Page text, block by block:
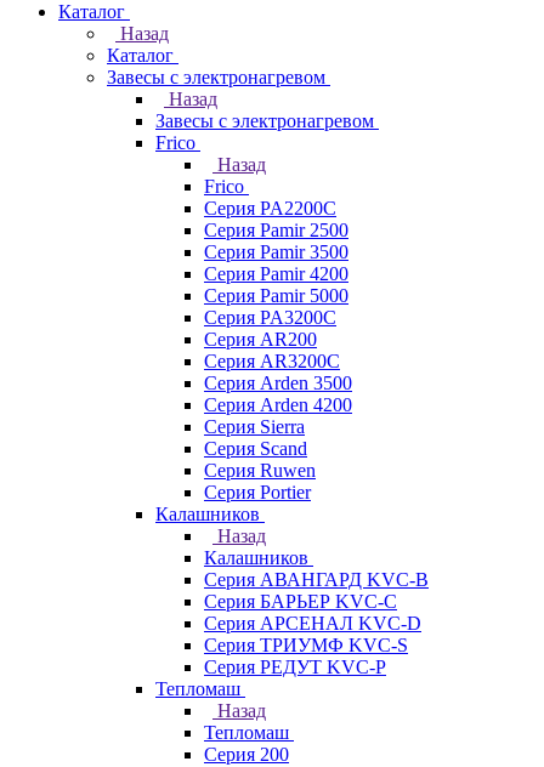
Каталог
Назад
Каталог
Завесы с электронагревом
Назад
Завесы с электронагревом
Frico
Назад
Frico
Серия PA2200C
Серия Pamir 2500
Серия Pamir 3500
Серия Pamir 4200
Серия Pamir 5000
Серия PA3200C
Серия AR200
Серия AR3200C
Серия Arden 3500
Серия Arden 4200
Серия Sierra
Серия Scand
Серия Ruwen
Серия Portier
Калашников
Назад
Калашников
Серия АВАНГАРД KVC-B
Серия БАРЬЕР KVC-C
Серия АРСЕНАЛ KVC-D
Серия ТРИУМФ KVC-S
Серия РЕДУТ KVC-P
Тепломаш
Назад
Тепломаш
Серия 200